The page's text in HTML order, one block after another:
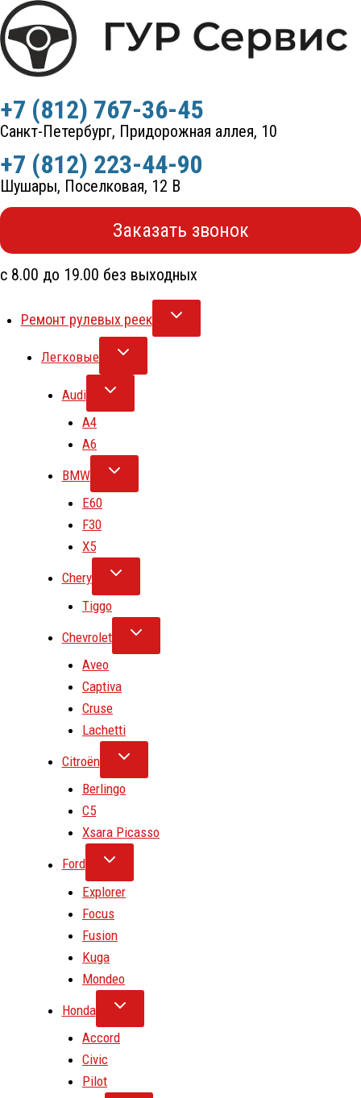
Перейти
к
содержимому
+7 (812) 767-36-45
Санкт-Петербург, Придорожная аллея, 10
+7 (812) 223-44-90
Шушары, Поселковая, 12 В
Заказать звонок
с 8.00 до 19.00 без выходных
Ремонт рулевых реек
Легковые
Audi
A4
A6
BMW
E60
F30
X5
Chery
Tiggo
Chevrolet
Aveo
Captiva
Cruse
Lachetti
Citroën
Berlingo
C5
Xsara Picasso
Ford
Explorer
Focus
Fusion
Kuga
Mondeo
Honda
Accord
Civic
Pilot